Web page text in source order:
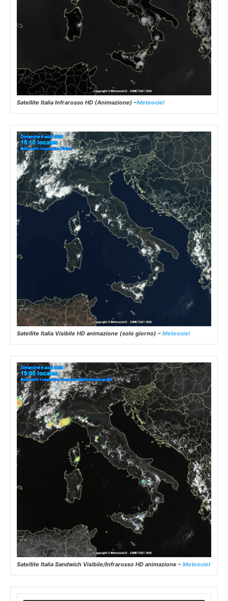
Satellite Italia Infrarosso HD (Animazione) –Meteociel
Satellite Italia Visibile HD animazione (solo giorno) – Meteociel
Satellite Italia Sandwich Visibile/Infrarosso HD animazione – Meteociel